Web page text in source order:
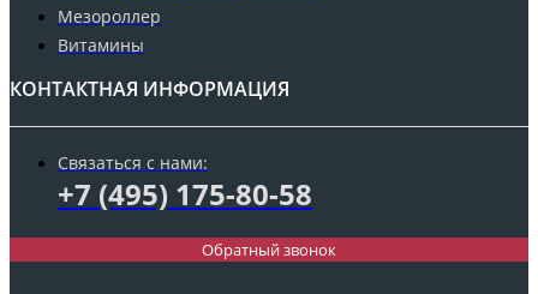
Мезороллер
Витамины
КОНТАКТНАЯ ИНФОРМАЦИЯ
Связаться с нами:
+7 (495) 175-80-58
Обратный звонок